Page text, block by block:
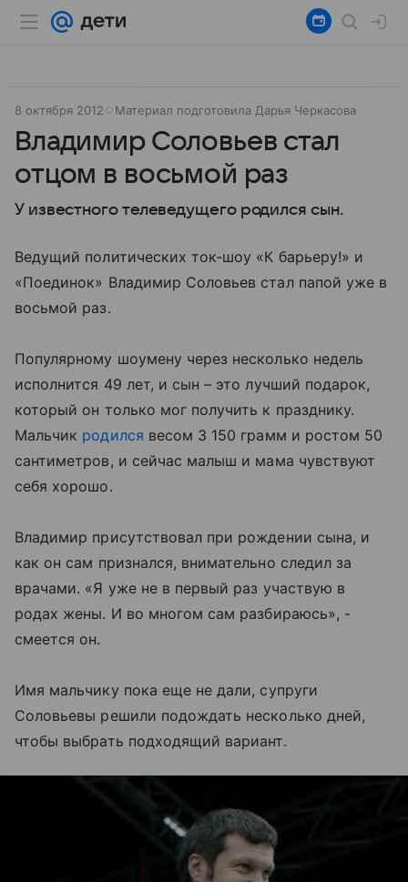
8 октября 2012 Материал подготовила Дарья Черкасова
Владимир Соловьев стал
отцом в восьмой раз
У известного телеведущего родился сын.
Ведущий политических ток-шоу «К барьеру!» и
«Поединок» Владимир Соловьев стал папой уже в
восьмой раз.
Популярному шоумену через несколько недель
исполнится 49 лет, и сын – это лучший подарок,
который он только мог получить к празднику.
Мальчик родился весом 3 150 грамм и ростом 50
сантиметров, и сейчас малыш и мама чувствуют
себя хорошо.
Владимир присутствовал при рождении сына, и
как он сам признался, внимательно следил за
врачами. «Я уже не в первый раз участвую в
родах жены. И во многом сам разбираюсь», -
смеется он.
Имя мальчику пока еще не дали, супруги
Соловьевы решили подождать несколько дней,
чтобы выбрать подходящий вариант.